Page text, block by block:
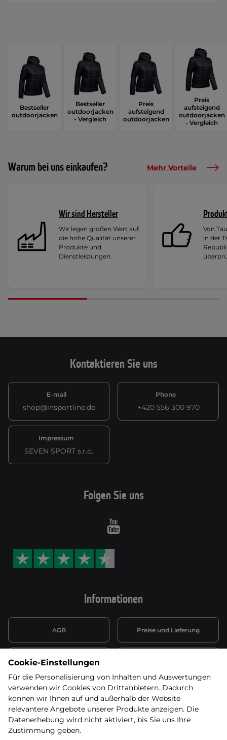
Bestseller
outdoorjacken
Bestseller
outdoorjacken
- Vergleich
Preis
aufsteigend
outdoorjacken
Preis
aufsteigend
outdoorjacken
- Vergleich
Warum bei uns einkaufen? Mehr Vorteile
Wir sind Hersteller
Wir legen großen Wert auf
die hohe Qualität unserer
Produkte und
Dienstleistungen.
Von
in der
Kontaktieren Sie uns
E-mail
shop@insportline.de
Phone
+420 556 300 970
Impressum
SEVEN SPORT s.r.o.
Informationen
AGB Preise und Lieferung
Datenschutzerklärung
Wiederufsbelehrung mit Link
zum Formular
Batterieentsorgung
Informationen zu Elektro-
und Elektonikgeräten
Widerruf erklären
Folgen Sie uns
Youtube
Cookie-Einstellungen
Für die Personalisierung von Inhalten und Auswertungen
verwenden wir Cookies von Drittanbietern. Dadurch
können wir Ihnen auf und außerhalb der Website
relevantere Angebote unserer Produkte anzeigen. Die
Datenerhebung wird nicht aktiviert, bis Sie uns Ihre
Zustimmung geben.